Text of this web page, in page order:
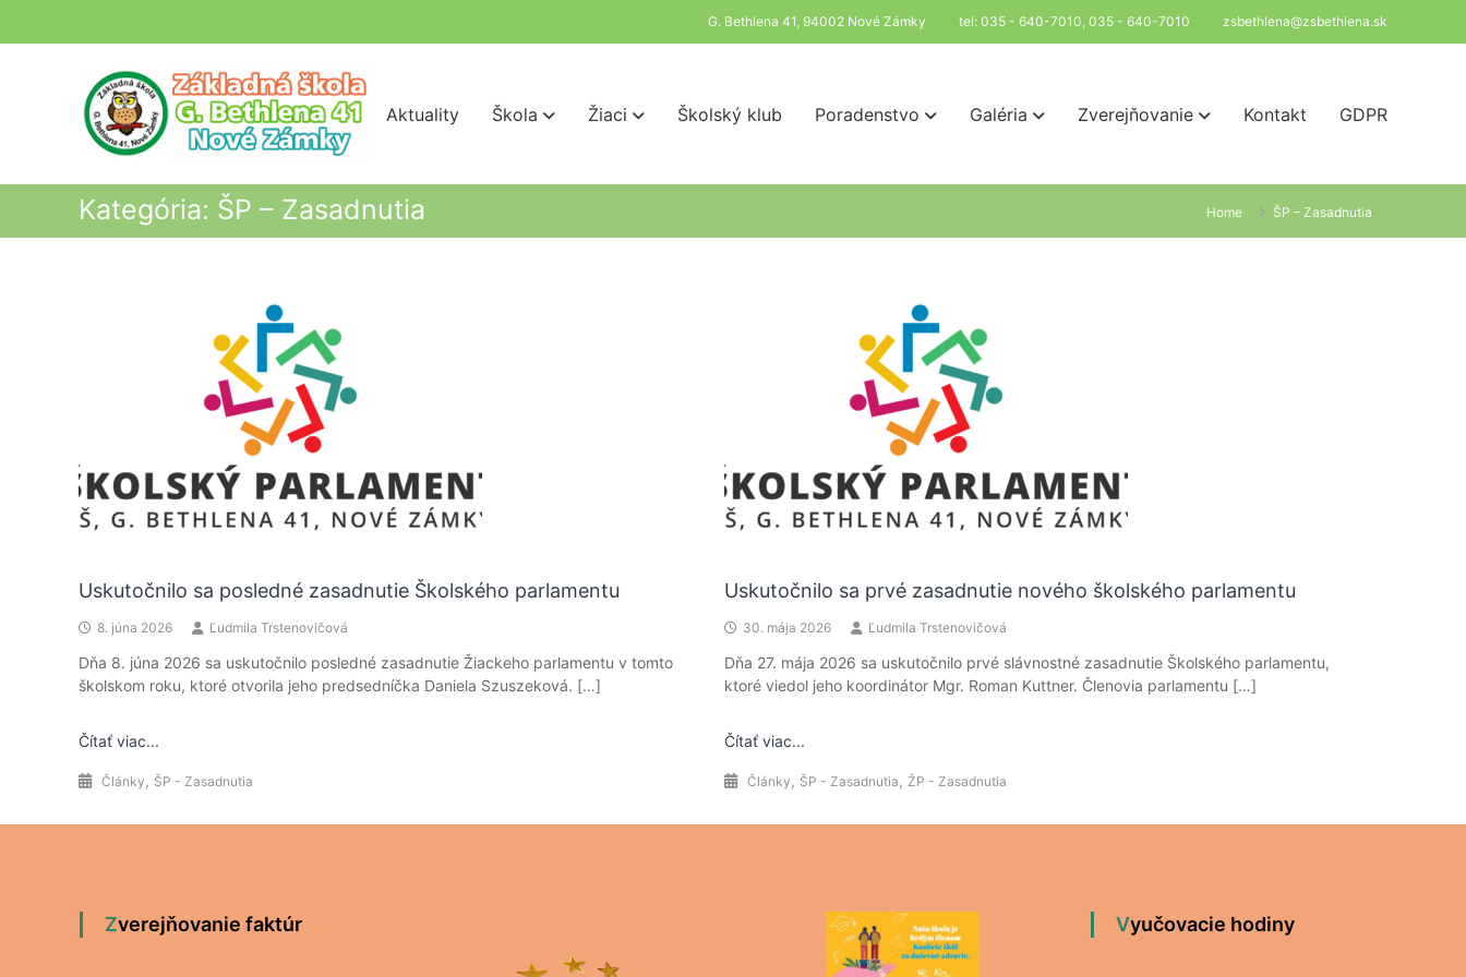
G. Bethlena 41, 94002 Nové Zámky tel: 035 - 640-7010, 035 - 640-7010 zsbethlena@zsbethlena.sk
Aktuality Škola Žiaci Školský klub Poradenstvo Galéria Zverejňovanie Kontakt GDPR
Kategória: ŠP – Zasadnutia Home ŠP – Zasadnutia
Uskutočnilo sa posledné zasadnutie Školského parlamentu
8. júna 2026 Ľudmila Trstenovičová
Dňa 8. júna 2026 sa uskutočnilo posledné zasadnutie Žiackeho parlamentu v tomto
školskom roku, ktoré otvorila jeho predsedníčka Daniela Szuszeková. […]
Čítať viac...
Články , ŠP - Zasadnutia
Uskutočnilo sa prvé zasadnutie nového školského parlamentu
30. mája 2026 Ľudmila Trstenovičová
Dňa 27. mája 2026 sa uskutočnilo prvé slávnostné zasadnutie Školského parlamentu,
ktoré viedol jeho koordinátor Mgr. Roman Kuttner. Členovia parlamentu […]
Čítať viac...
Články , ŠP - Zasadnutia , ŽP - Zasadnutia
Zverejňovanie faktúr Vyučovacie hodiny